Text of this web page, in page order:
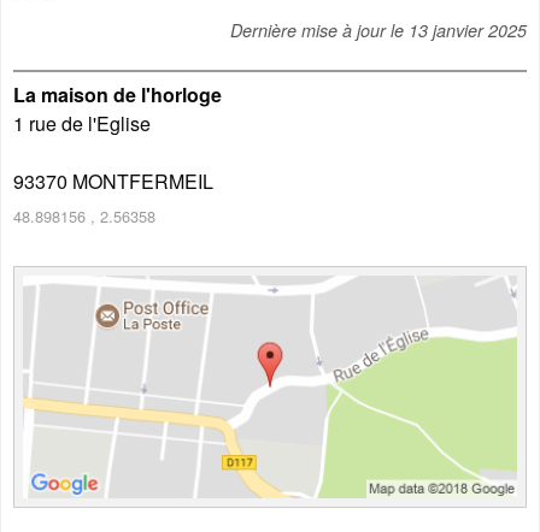
Dernière mise à jour le 13 janvier 2025
La maison de l'horloge
1 rue de l'Eglise
93370 MONTFERMEIL
48.898156 , 2.56358